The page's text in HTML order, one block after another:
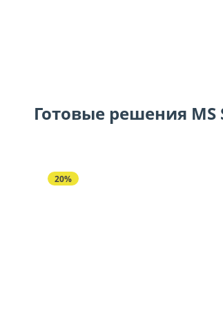
Готовые решения MS
20%